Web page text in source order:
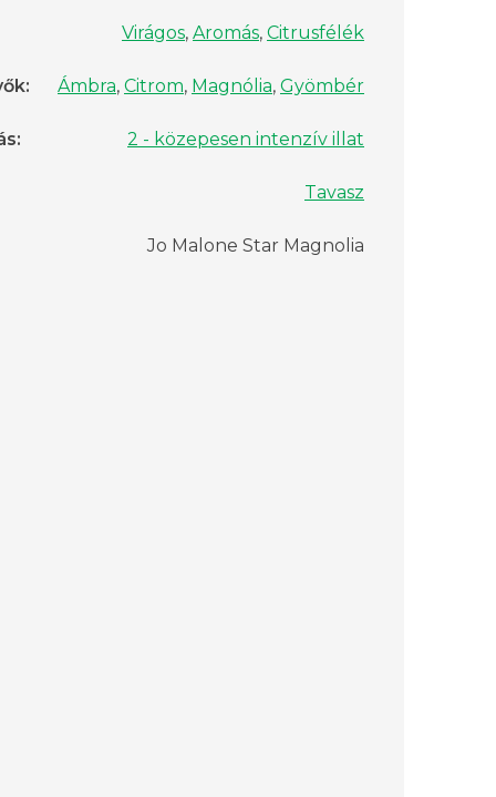
Virágos, Aromás, Citrusfélék
: Ámbra, Citrom, Magnólia, Gyömbér
: 2 - közepesen intenzív illat
Tavasz
Jo Malone Star Magnolia